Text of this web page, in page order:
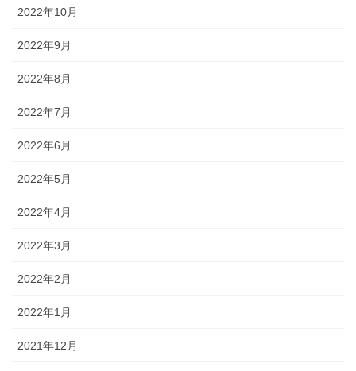
2022年10月
2022年9月
2022年8月
2022年7月
2022年6月
2022年5月
2022年4月
2022年3月
2022年2月
2022年1月
2021年12月